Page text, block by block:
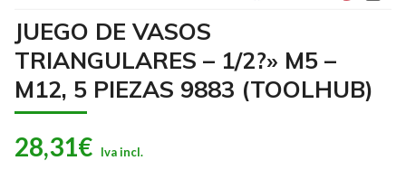
JUEGO DE VASOS
TRIANGULARES – 1/2?» M5 –
M12, 5 PIEZAS 9883 (TOOLHUB)
28,31€